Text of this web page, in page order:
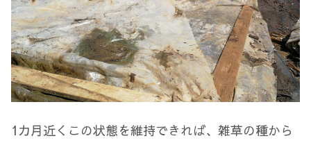
1カ月近くこの状態を維持できれば、雑草の種から